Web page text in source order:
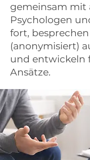
gemeinsam mit
Psychologen
fort,
(anonymisiert)
und entwickeln
Ansätze.